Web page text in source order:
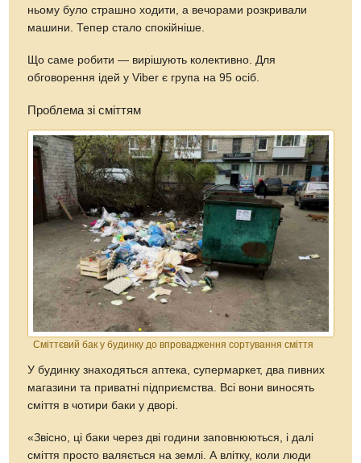
ньому було страшно ходити, а вечорами розкривали
машини. Тепер стало спокійніше.
Що саме робити — вирішують колективно. Для
обговорення ідей у Viber є група на 95 осіб.
Проблема зі сміттям
Сміттєвий бак у будинку до впровадження сортування сміття
У будинку знаходяться аптека, супермаркет, два пивних
магазини та приватні підприємства. Всі вони виносять
сміття в чотири баки у дворі.
«Звісно, ці баки через дві години заповнюються, і далі
сміття просто валяється на землі. А влітку, коли люди